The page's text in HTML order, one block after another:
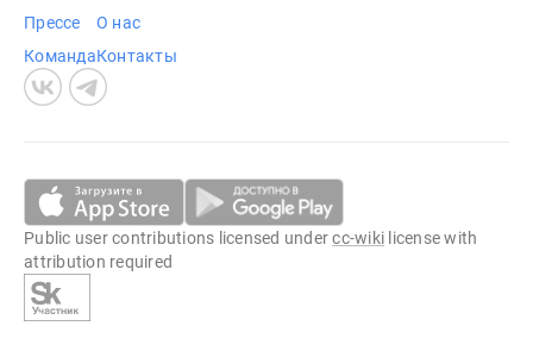
Прессе
Команда
О нас
Контакты
Public user contributions licensed undercc-wiki license with
attribution required